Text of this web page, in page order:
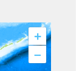
+
–